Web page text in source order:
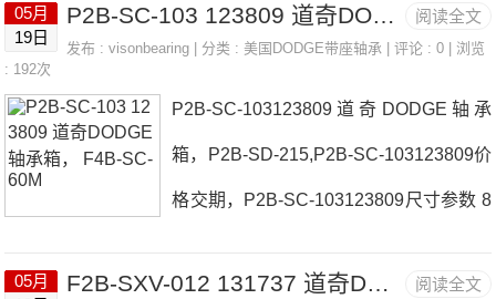
P-2NR#E 4T-645，7311BEAT85
900BELT107227厂家SP2B-IP-211RFC-
7227价格P2B511-USAF-115LERAH6R
TLHI-CAPACITYTHRSTPLKIT日本EAS
E轴承5VX1900BELT107227参数5VX19
227采购 热销型号推荐：5VX1900BELT
阅读全文
05月
19日
P2B-SC-103 123809 道奇DODGE轴承箱， F4B-SC-60M
发布 :visonbearing | 分类 :美国DODGE带座轴承 | 评论 : 0 | 浏览
: 192次
P2B-SC-103123809道奇DODGE轴承
箱，P2B-SD-215,P2B-SC-103123809价
格交期，P2B-SC-103123809尺寸参数 8
本EASE轴承P2B-SC-103123809厂家F2
阅读全文
05月
F2B-SXV-012 131737 道奇DODGE轴承， FC-GT-106